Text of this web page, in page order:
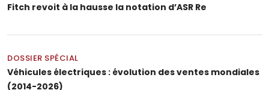
Fitch revoit à la hausse la notation d’ASR Re
DOSSIER SPÉCIAL
Véhicules électriques : évolution des ventes mondiales
(2014-2026)